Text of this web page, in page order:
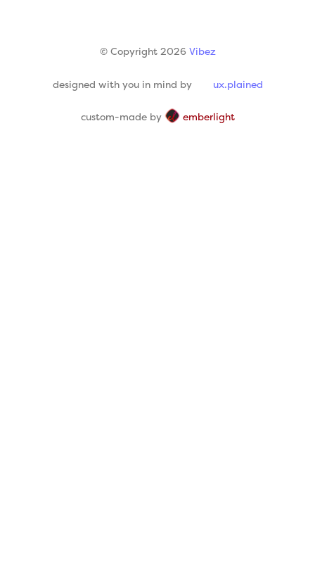
© Copyright 2026 Vibez
designed with you in mind by ux.plained
custom-made by emberlight